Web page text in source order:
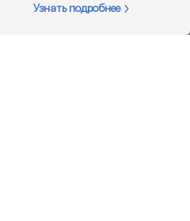
Узнать подробнее